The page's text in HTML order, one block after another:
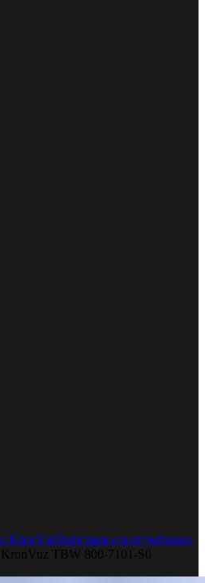
KronVuzВерстаки однотумбовые
TBW 800-7101-S0